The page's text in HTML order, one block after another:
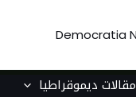
مقالات ديموقراطيا